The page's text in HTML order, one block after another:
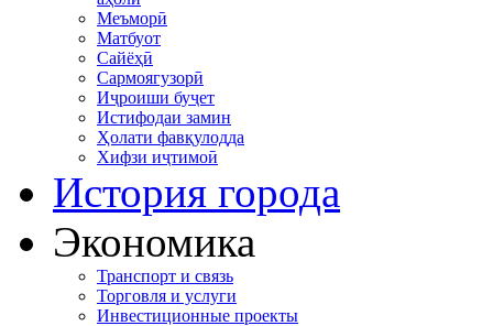
Меъморӣ
Матбуот
Сайёҳӣ
Сармоягузорӣ
Иҷроиши буҷет
Истифодаи замин
Ҳолати фавқулодда
Хифзи иҷтимоӣ
История города
Экономика
Транспорт и связь
Торговля и услуги
Инвестиционные проекты